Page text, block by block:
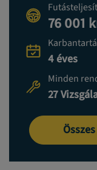
76 001
4 éves
Minden
27